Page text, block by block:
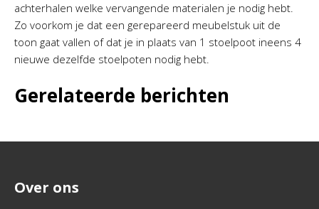
achterhalen welke vervangende materialen je nodig hebt.
Zo voorkom je dat een gerepareerd meubelstuk uit de
toon gaat vallen of dat je in plaats van 1 stoelpoot ineens 4
nieuwe dezelfde stoelpoten nodig hebt.
Gerelateerde berichten
Over ons